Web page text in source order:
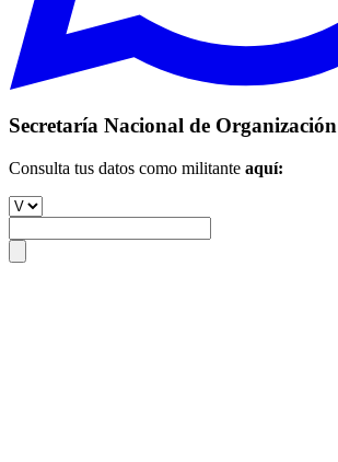
Secretaría Nacional de Organización
Consulta tus datos como militante aquí: